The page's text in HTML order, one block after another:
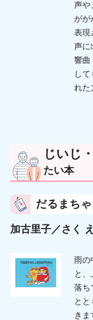
声や
がが
表現
声に
響曲
し
れた
じいじ
たい本
だるまち
加古里子／さく
雨の
と、
落ち
とと
きま